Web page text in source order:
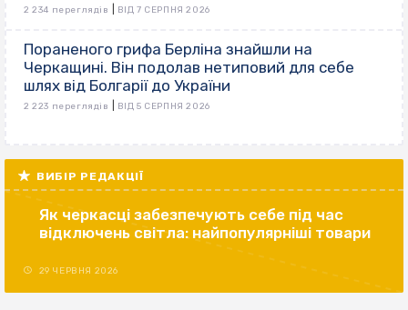
2 234 переглядів ВІД 7 СЕРПНЯ 2026
Пораненого грифа Берліна знайшли на
Черкащині. Він подолав нетиповий для себе
шлях від Болгарії до України
2 223 переглядів ВІД 5 СЕРПНЯ 2026
ВИБІР РЕДАКЦІЇ
Як черкасці забезпечують себе під час
відключень світла: найпопулярніші товари
29 ЧЕРВНЯ 2026